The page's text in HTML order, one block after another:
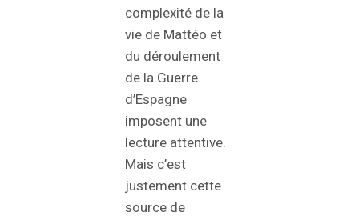
complexité de la
vie de Mattéo et
du déroulement
de la Guerre
d’Espagne
imposent une
lecture attentive.
Mais c’est
justement cette
source de